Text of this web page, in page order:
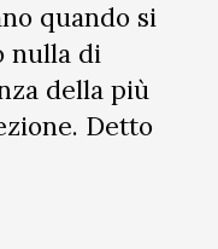
quando si
nulla di
della più
Detto